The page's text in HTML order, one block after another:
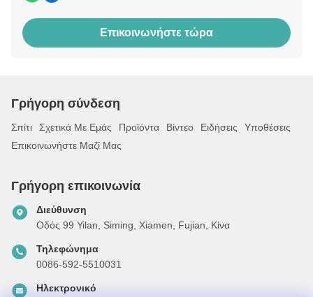
Επικοινωνήστε τώρα
Γρήγορη σύνδεση
Σπίτι Σχετικά Με Εμάς Προϊόντα Βίντεο Ειδήσεις
Υποθέσεις
Επικοινωνήστε Μαζί Μας
Γρήγορη επικοινωνία
Διεύθυνση
Οδός 99 Yilan, Siming, Xiamen, Fujian, Κίνα
Τηλεφώνημα
0086-592-5510031
Ηλεκτρονικό